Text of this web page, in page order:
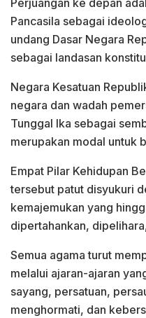
Pancasila sebagai
undang Dasar Negara
sebagai landasan
Negara Kesatuan
negara dan wadah
Tunggal Ika sebagai
merupakan modal untuk
Empat Pilar Kehidupan
tersebut patut disyukuri
kemajemukan yang
dipertahankan,
Semua agama turut
melalui ajaran-ajaran
sayang, persatuan,
menghormati, dan